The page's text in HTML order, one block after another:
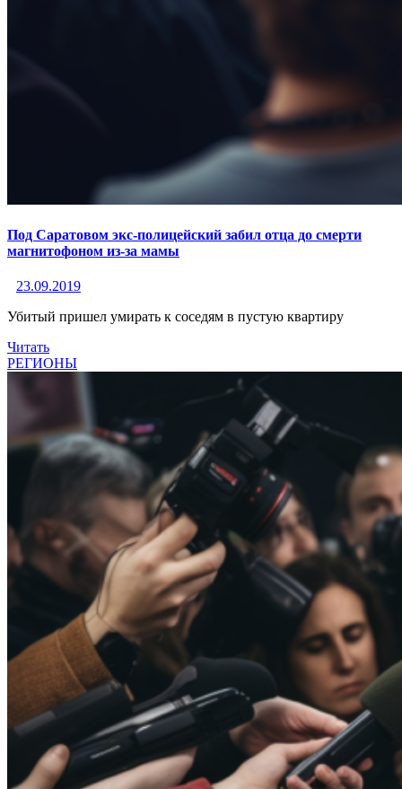
Под Саратовом экс-полицейский забил отца до смерти
магнитофоном из-за мамы
23.09.2019
Убитый пришел умирать к соседям в пустую квартиру
Читать
РЕГИОНЫ